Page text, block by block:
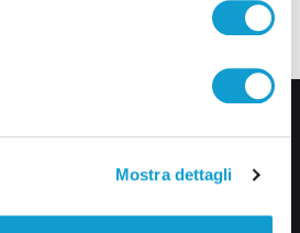
Mostra dettagli